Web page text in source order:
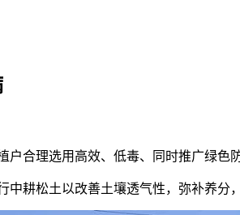
理选用高效、低毒、同时推广绿色
松土以改善土壤透气性，弥补养分，